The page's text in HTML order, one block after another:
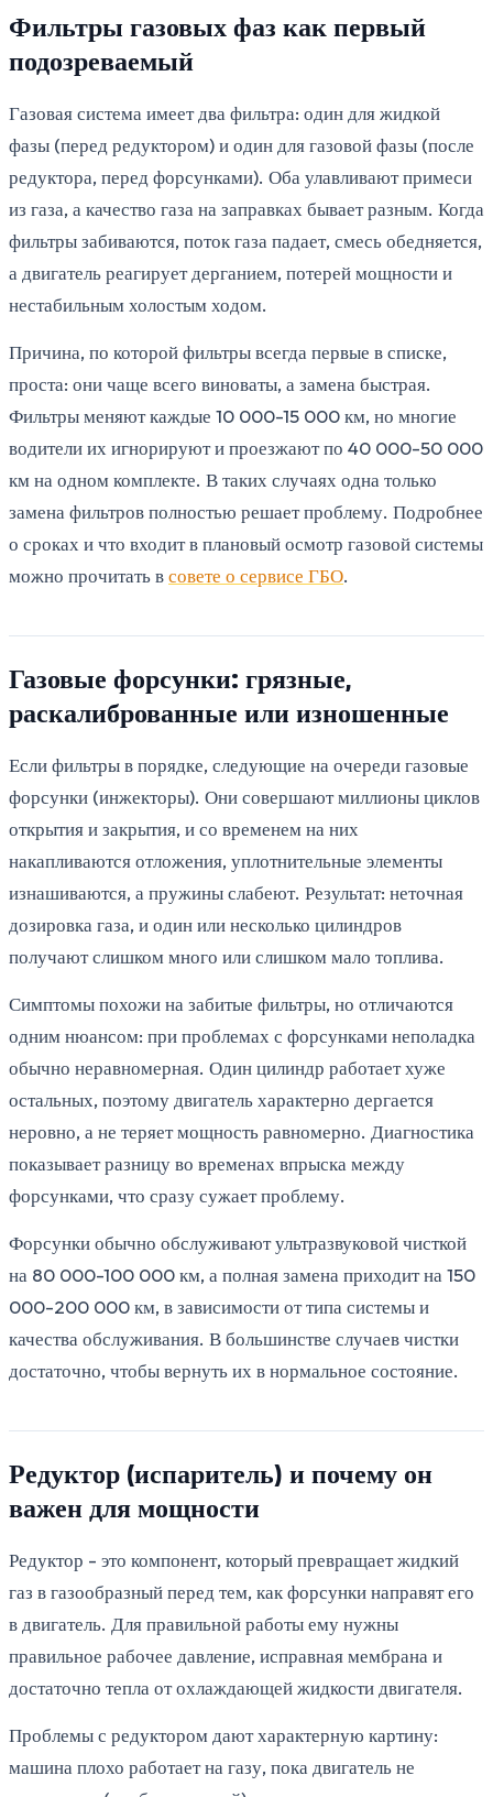
Фильтры газовых фаз как первый
подозреваемый
Газовая система имеет два фильтра: один для жидкой
фазы (перед редуктором) и один для газовой фазы (после
редуктора, перед форсунками). Оба улавливают примеси
из газа, а качество газа на заправках бывает разным. Когда
фильтры забиваются, поток газа падает, смесь обедняется,
а двигатель реагирует дерганием, потерей мощности и
нестабильным холостым ходом.
Причина, по которой фильтры всегда первые в списке,
проста: они чаще всего виноваты, а замена быстрая.
Фильтры меняют каждые 10 000-15 000 км, но многие
водители их игнорируют и проезжают по 40 000-50 000
км на одном комплекте. В таких случаях одна только
замена фильтров полностью решает проблему. Подробнее
о сроках и что входит в плановый осмотр газовой системы
можно прочитать всовете о сервисе ГБО.
Газовые форсунки: грязные,
раскалиброванные или изношенные
Если фильтры в порядке, следующие на очереди газовые
форсунки (инжекторы). Они совершают миллионы циклов
открытия и закрытия, и со временем на них
накапливаются отложения, уплотнительные элементы
изнашиваются, а пружины слабеют. Результат: неточная
дозировка газа, и один или несколько цилиндров
получают слишком много или слишком мало топлива.
Симптомы похожи на забитые фильтры, но отличаются
одним нюансом: при проблемах с форсунками неполадка
обычно неравномерная. Один цилиндр работает хуже
остальных, поэтому двигатель характерно дергается
неровно, а не теряет мощность равномерно. Диагностика
показывает разницу во временах впрыска между
форсунками, что сразу сужает проблему.
Форсунки обычно обслуживают ультразвуковой чисткой
на 80 000-100 000 км, а полная замена приходит на 150
000-200 000 км, в зависимости от типа системы и
качества обслуживания. В большинстве случаев чистки
достаточно, чтобы вернуть их в нормальное состояние.
Редуктор (испаритель) и почему он
важен для мощности
Редуктор - это компонент, который превращает жидкий
газ в газообразный перед тем, как форсунки направят его
в двигатель. Для правильной работы ему нужны
правильное рабочее давление, исправная мембрана и
достаточно тепла от охлаждающей жидкости двигателя.
Проблемы с редуктором дают характерную картину:
машина плохо работает на газу, пока двигатель не